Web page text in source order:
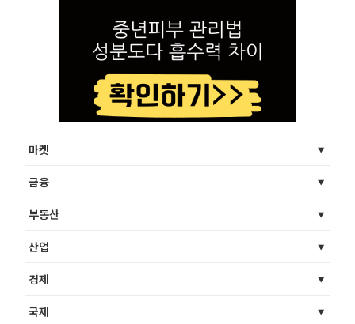
마켓
금융
부동산
산업
경제
국제